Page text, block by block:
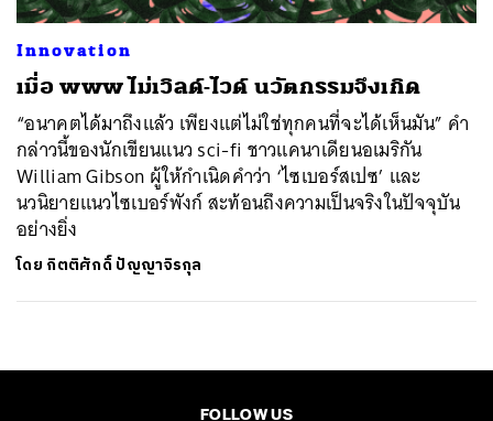
Innovation
เมื่อ www ไม่เวิลด์-ไวด์ นวัตกรรมจึงเกิด
“อนาคตได้มาถึงแล้ว เพียงแต่ไม่ใช่ทุกคนที่จะได้เห็นมัน” คำ
กล่าวนี้ของนักเขียนแนว sci-fi ชาวแคนาเดียนอเมริกัน
William Gibson ผู้ให้กำเนิดคำว่า ‘ไซเบอร์สเปซ’ และ
นวนิยายแนวไซเบอร์พังก์ สะท้อนถึงความเป็นจริงในปัจจุบัน
อย่างยิ่ง
โดย กิตติศักดิ์ ปัญญาจิรกุล
FOLLOW US
SHARE TWEET LINE EMAIL